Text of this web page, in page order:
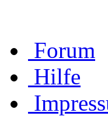
Forum
Hilfe